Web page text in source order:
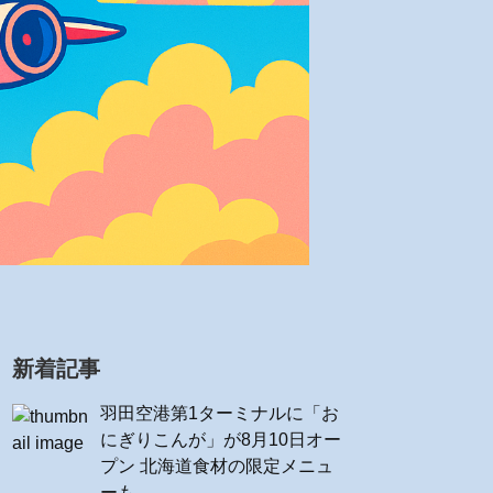
新着記事
羽田空港第1ターミナルに「お
にぎりこんが」が8月10日オー
プン 北海道食材の限定メニュ